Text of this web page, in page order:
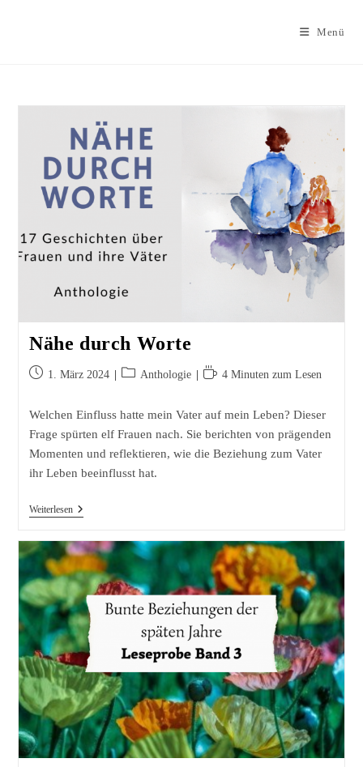
Menü
Nähe durch Worte
Beitrag1. März 2024
Beitrags-
Anthologie Lesedauer:
4 Minuten zum Lesen
Welchen Einfluss hatte mein Vater auf mein Leben? Dieser
Frage spürten elf Frauen nach. Sie berichten von prägenden
Momenten und reflektieren, wie die Beziehung zum Vater
ihr Leben beeinflusst hat.
WeiterlesenNähe